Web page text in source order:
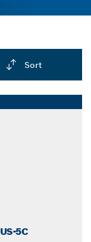
el tallado
de
calidad. Los
de
en
de
Sort
5C